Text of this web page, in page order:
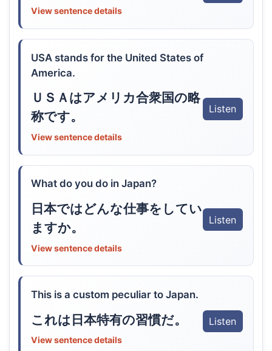
View sentence details
USA stands for the United States of
America.
ＵＳＡはアメリカ合衆国の略
称です。
Listen
View sentence details
What do you do in Japan?
日本ではどんな仕事をしてい
ますか。
Listen
View sentence details
This is a custom peculiar to Japan.
これは日本特有の習慣だ。 Listen
View sentence details